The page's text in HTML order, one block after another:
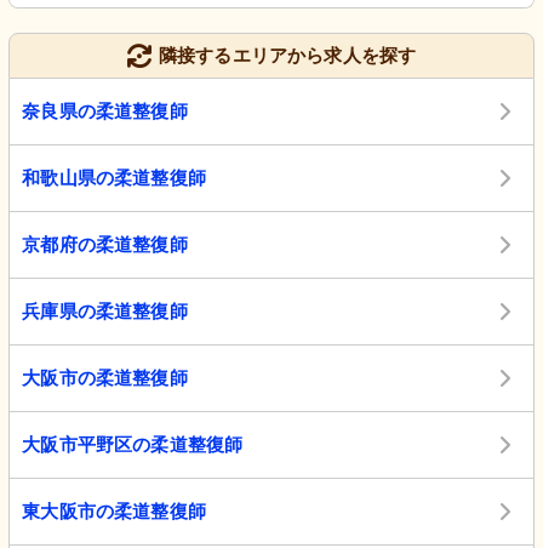
隣接するエリアから求人を探す
奈良県の柔道整復師
和歌山県の柔道整復師
京都府の柔道整復師
兵庫県の柔道整復師
大阪市の柔道整復師
大阪市平野区の柔道整復師
東大阪市の柔道整復師